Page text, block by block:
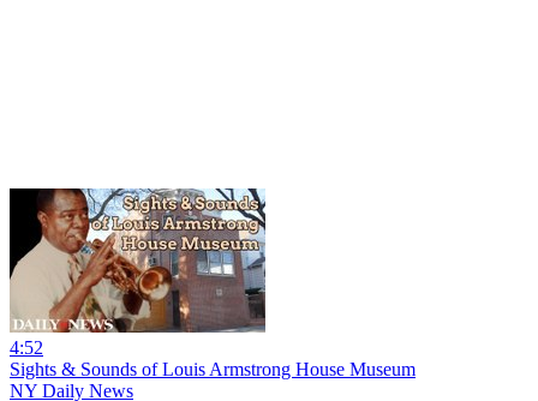
4:52
Sights & Sounds of Louis Armstrong House Museum
NY Daily News